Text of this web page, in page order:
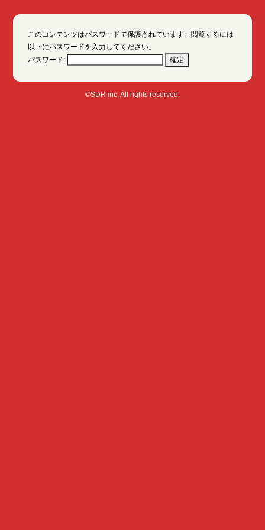
このコンテンツはパスワードで保護されています。閲覧するには
以下にパスワードを入力してください。
パスワード:
©SDR inc. All rights reserved.